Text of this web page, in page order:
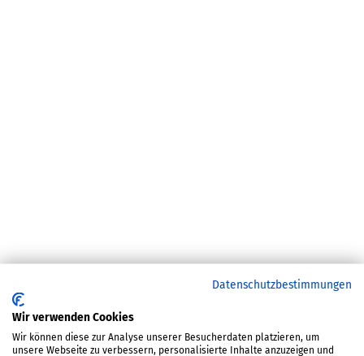
MEHR ÜBER...
Datenschutzbestimmungen
Wir verwenden Cookies
Wir können diese zur Analyse unserer Besucherdaten platzieren, um
unsere Webseite zu verbessern, personalisierte Inhalte anzuzeigen und